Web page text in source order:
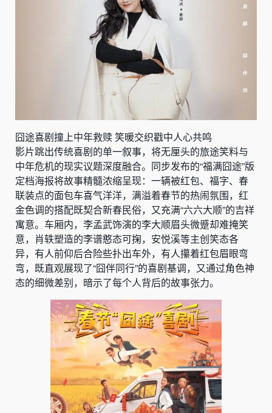
囧途喜剧撞上中年救赎 笑暖交织戳中人心共鸣
影片跳出传统喜剧的单一叙事，将无厘头的旅途笑料与
中年危机的现实议题深度融合。同步发布的“福满囧途”版
定档海报将故事精髓浓缩呈现：一辆被红包、福字、春
联装点的面包车喜气洋洋，满溢着春节的热闹氛围，红
金色调的搭配既契合新春民俗，又充满“六六大顺”的吉祥
寓意。车厢内，李孟武饰演的李大顺眉头微蹙却难掩笑
意，肖轶塑造的李谱憨态可掬，安悦溪等主创笑态各
异，有人前仰后合险些扑出车外，有人攥着红包眉眼弯
弯，既直观展现了“囧伴同行”的喜剧基调，又通过角色神
态的细微差别，暗示了每个人背后的故事张力。